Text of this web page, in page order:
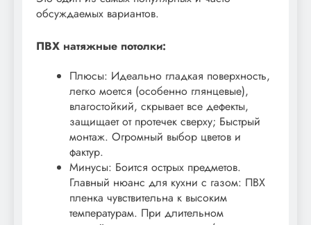
обсуждаемых вариантов.
ПВХ натяжные потолки:
Плюсы: Идеально гладкая поверхность,
легко моется (особенно глянцевые),
влагостойкий, скрывает все дефекты,
защищает от протечек сверху; Быстрый
монтаж. Огромный выбор цветов и
фактур.
Минусы: Боится острых предметов.
Главный нюанс для кухни с газом: ПВХ
пленка чувствительна к высоким
температурам. При длительном